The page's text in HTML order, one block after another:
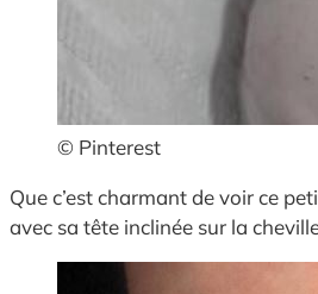
© Pinterest
Que c’est charmant de voir ce
avec sa tête inclinée sur la